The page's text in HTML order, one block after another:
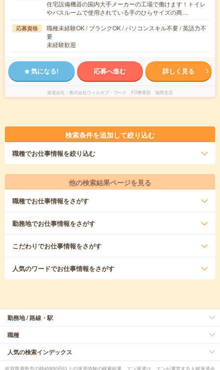
住宅設備機器の国内大手メーカーの工場で働けます！トイレ
やバスルームで使用されている手のひらサイズの商…
応募資格
職種未経験OK / ブランクOK / パソコンスキル不要 / 英語力不
要
未経験歓迎
気になる! 応募へ進む 詳しく見る
派遣会社 株式会社ウィルオブ・ワーク FO事業部 福岡支店
検索条件を追加して絞り込む
職種でお仕事情報を絞り込む
他の検索結果ページを見る
職種でお仕事情報をさがす
勤務地でお仕事情報をさがす
こだわりでお仕事情報をさがす
人気のワードでお仕事情報をさがす
勤務地 / 路線・駅
職種
人気の検索インデックス